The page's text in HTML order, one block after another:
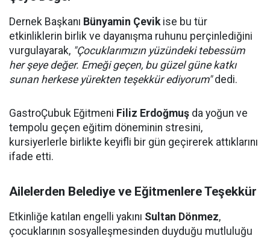
Dernek Başkanı Bünyamin Çevikise bu tür
etkinliklerin birlik ve dayanışma ruhunu perçinlediğini
vurgulayarak, "Çocuklarımızın yüzündeki tebessüm
her şeye değer. Emeği geçen, bu güzel güne katkı
sunan herkese yürekten teşekkür ediyorum"dedi.
GastroÇubuk Eğitmeni Filiz Erdoğmuş da yoğun ve
tempolu geçen eğitim döneminin stresini,
kursiyerlerle birlikte keyifli bir gün geçirerek attıklarını
ifade etti.
Ailelerden Belediye ve Eğitmenlere Teşekkür
Etkinliğe katılan engelli yakını Sultan Dönmez,
çocuklarının sosyalleşmesinden duyduğu mutluluğu